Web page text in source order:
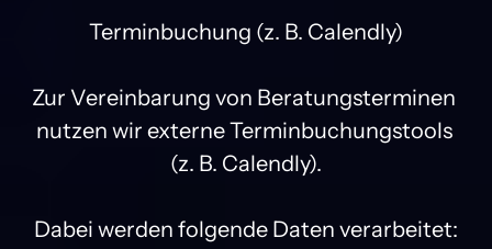
Terminbuchung (z. B. Calendly)
Zur Vereinbarung von Beratungsterminen
nutzen wir externe Terminbuchungstools
(z. B. Calendly).
Dabei werden folgende Daten verarbeitet: